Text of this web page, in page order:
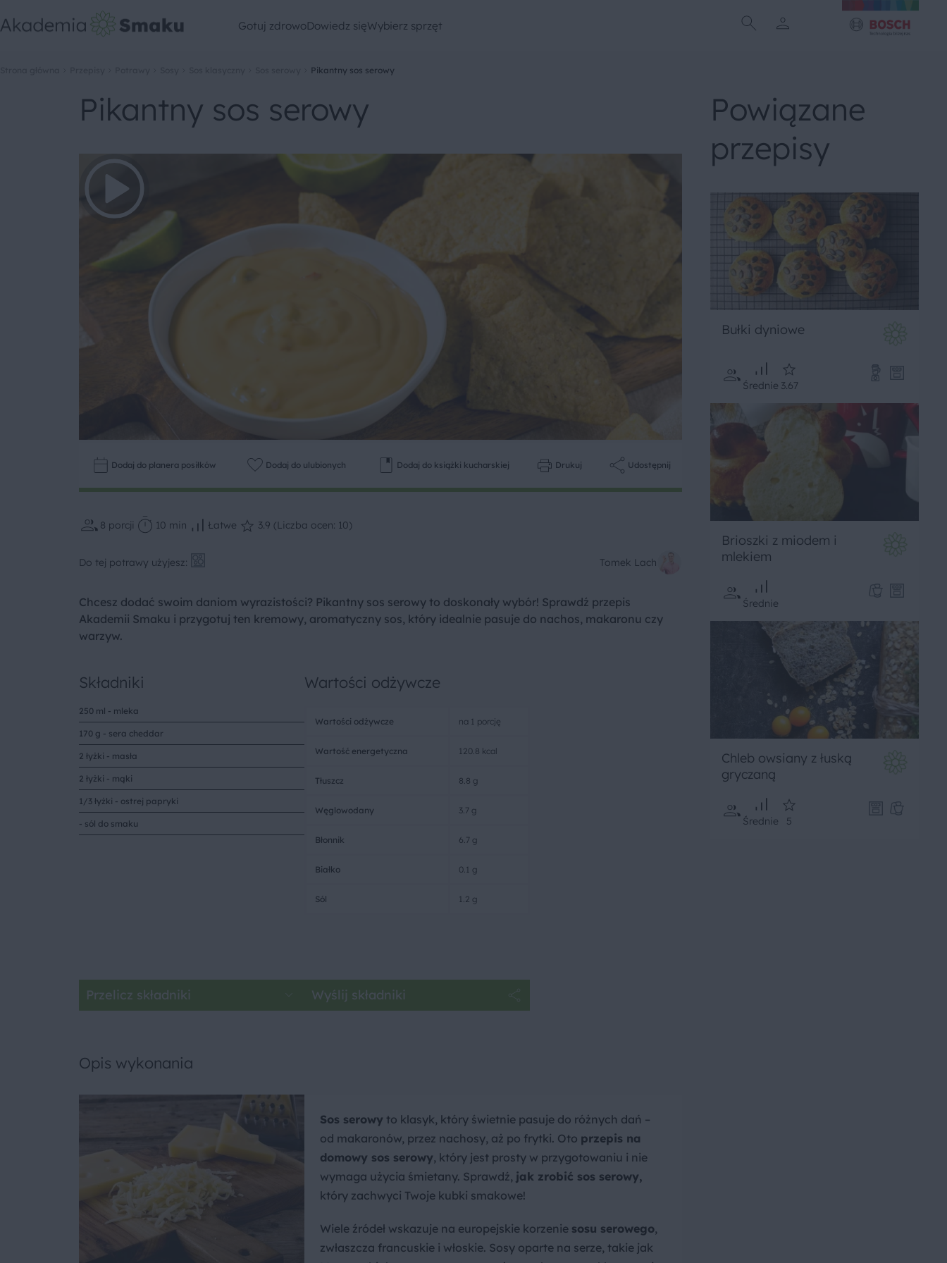
Gotuj zdrowoDowiedz sięWybierz sprzęt
Pikantny sos serowy
Pikantny sos serowy
Dodaj do planera posiłków Dodaj do ulubionych Dodaj do książki kucharskiej Drukuj Udostępnij
8 porcji 10 min Łatwe 3.9 (Liczba ocen: 10)
Do tej potrawy użyjesz: Tomek Lach
Chcesz dodać swoim daniom wyrazistości? Pikantny sos serowy to doskonały wybór! Sprawdź przepis
Akademii Smaku i przygotuj ten kremowy, aromatyczny sos, który idealnie pasuje do nachos, makaronu czy
warzyw.
Składniki
250 ml - mleka
170 g - sera cheddar
2 łyżki - masła
2 łyżki - mąki
1/3 łyżki - ostrej papryki
- sól do smaku
Wartości odżywcze
Wartości odżywcze na 1 porcję
Wartość energetyczna 120.8 kcal
Tłuszcz 8.8 g
Węglowodany 3.7 g
Błonnik 6.7 g
Białko 0.1 g
Sól 1.2 g
Przelicz składniki Wyślij składniki
Opis wykonania
Sos serowy to klasyk, który świetnie pasuje do różnych dań –
od makaronów, przez nachosy, aż po frytki. Oto przepis na
domowy sos serowy, który jest prosty w przygotowaniu i nie
wymaga użycia śmietany. Sprawdź, jak zrobić sos serowy,
który zachwyci Twoje kubki smakowe!
Wiele źródeł wskazuje na europejskie korzenie sosu serowego,
zwłaszcza francuskie i włoskie. Sosy oparte na serze, takie jak
Powiązane
przepisy
Bułki dyniowe
Średnie 3.67
Brioszki z miodem i
mlekiem
Średnie
Chleb owsiany z łuską
gryczaną
Średnie 5